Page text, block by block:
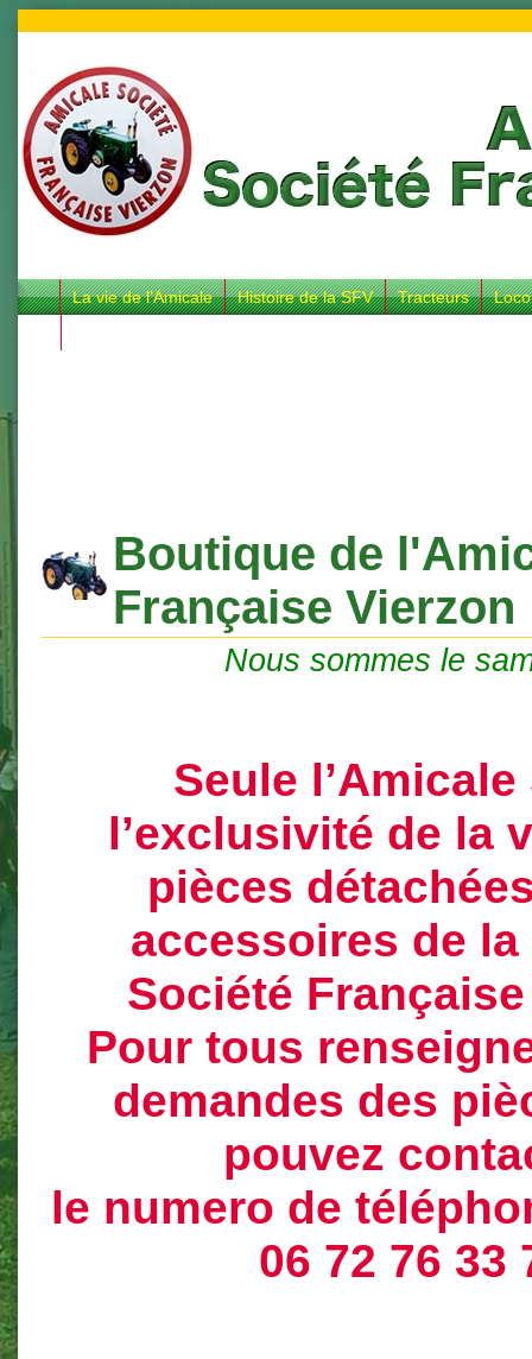
La vie de l’Amicale Histoire de la SFV Tracteurs
Boutique de
Française Vierzon
Nous sommes le
Seule l’Amicale
l’exclusivité de la
pièces
accessoires de la
Société
Pour tous
demandes des
pouvez
le numero de
06 72 76 33